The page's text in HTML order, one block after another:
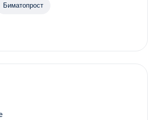
Биматопрост